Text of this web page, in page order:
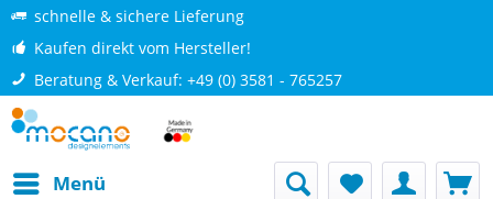
schnelle & sichere Lieferung
Kaufen direkt vom Hersteller!
Beratung & Verkauf: +49 (0) 3581 - 765257
Menü